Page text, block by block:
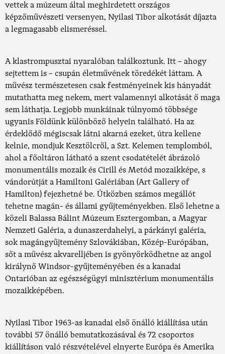
vettek a múzeum által meghirdetett országos
képzőművészeti versenyen, Nyilasi Tibor alkotását díjazta
a legmagasabb elismeréssel.
A klastrompusztai nyaralóban találkoztunk. Itt – ahogy
sejtettem is – csupán életművének töredékét láttam. A
művész természetesen csak festményeinek kis hányadát
mutathatta meg nekem, mert valamennyi alkotását ő maga
sem láthatja. Legjobb munkáinak túlnyomó többsége
ugyanis Földünk különböző helyein található. Ha az
érdeklődő mégiscsak látni akarná ezeket, útra kellene
kelnie, mondjuk Kesztölcről, a Szt. Kelemen templomból,
ahol a főoltáron látható a szent csodatételét ábrázoló
monumentális mozaik és Cirill és Metód mozaikképe, s
vándorútját a Hamiltoni Galériában (Art Gallery of
Hamilton) fejezhetné be. Útközben számos megállót
tehetne magán- és állami gyűjteményekben. Első lehetne a
közeli Balassa Bálint Múzeum Esztergomban, a Magyar
Nemzeti Galéria, a dunaszerdahelyi, a párkányi galéria,
sok magángyűjtemény Szlovákiában, Közép-Európában,
sőt a művész akvarelljében is gyönyörködhetne az angol
királynő Windsor-gyűjteményében és a kanadai
Ontarióban az egészségügyi minisztérium monumentális
mozaikképében.
Nyilasi Tibor 1963-as kanadai első önálló kiállítása után
további 57 önálló bemutatkozásával és 72 csoportos
kiállításon való részvételével elnyerte Európa és Amerika